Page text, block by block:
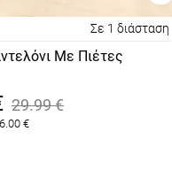
Σε 1 διάσταση
Με Πιέτες
29.99€
6.00 €